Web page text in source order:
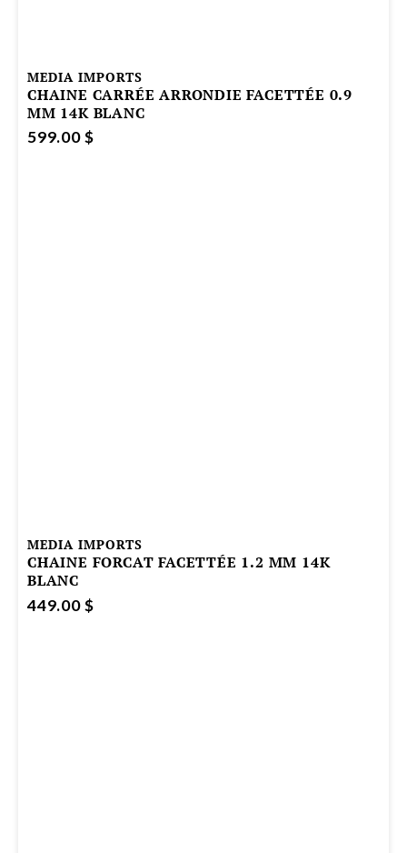
MEDIA IMPORTS
CHAINE CARRÉE ARRONDIE FACETTÉE 0.9
MM 14K BLANC
599.00 $
MEDIA IMPORTS
CHAINE FORCAT FACETTÉE 1.2 MM 14K
BLANC
449.00 $